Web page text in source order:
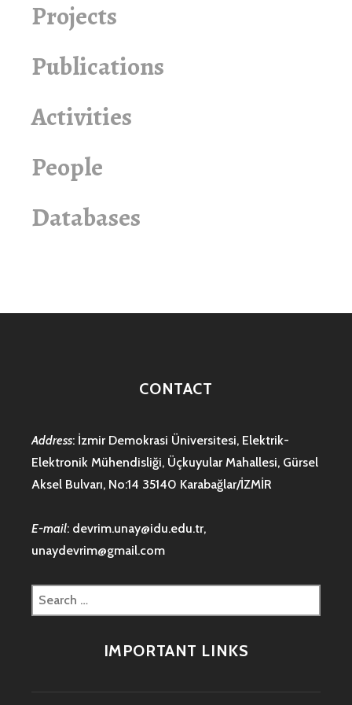
Projects
Publications
Activities
People
Databases
CONTACT
Address: İzmir Demokrasi Üniversitesi, Elektrik-
Elektronik Mühendisliği, Üçkuyular Mahallesi, Gürsel
Aksel Bulvarı, No:14 35140 Karabağlar/İZMİR
E-mail: devrim.unay@idu.edu.tr,
unaydevrim@gmail.com
Search
for:
IMPORTANT LINKS